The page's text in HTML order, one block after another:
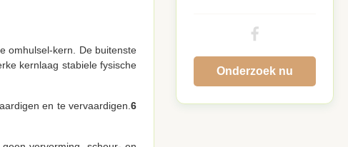
omhulsel-kern. De buitenste
kernlaag stabiele fysische
en te vervaardigen. 6
Onderzoek nu